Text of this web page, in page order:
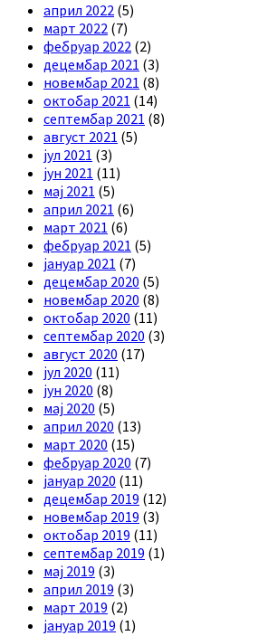
април 2022 (5)
март 2022 (7)
фебруар 2022 (2)
децембар 2021 (3)
новембар 2021 (8)
октобар 2021 (14)
септембар 2021 (8)
август 2021 (5)
јул 2021 (3)
јун 2021 (11)
мај 2021 (5)
април 2021 (6)
март 2021 (6)
фебруар 2021 (5)
јануар 2021 (7)
децембар 2020 (5)
новембар 2020 (8)
октобар 2020 (11)
септембар 2020 (3)
август 2020 (17)
јул 2020 (11)
јун 2020 (8)
мај 2020 (5)
април 2020 (13)
март 2020 (15)
фебруар 2020 (7)
јануар 2020 (11)
децембар 2019 (12)
новембар 2019 (3)
октобар 2019 (11)
септембар 2019 (1)
мај 2019 (3)
април 2019 (3)
март 2019 (2)
јануар 2019 (1)